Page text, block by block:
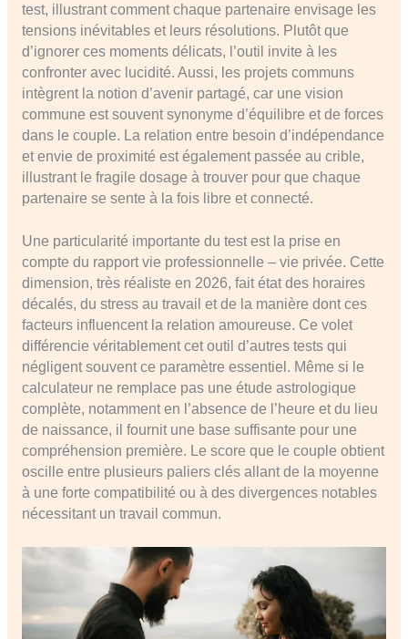
test, illustrant comment chaque partenaire envisage les
tensions inévitables et leurs résolutions. Plutôt que
d’ignorer ces moments délicats, l’outil invite à les
confronter avec lucidité. Aussi, les projets communs
intègrent la notion d’avenir partagé, car une vision
commune est souvent synonyme d’équilibre et de forces
dans le couple. La relation entre besoin d’indépendance
et envie de proximité est également passée au crible,
illustrant le fragile dosage à trouver pour que chaque
partenaire se sente à la fois libre et connecté.
Une particularité importante du test est la prise en
compte du rapport vie professionnelle – vie privée. Cette
dimension, très réaliste en 2026, fait état des horaires
décalés, du stress au travail et de la manière dont ces
facteurs influencent la relation amoureuse. Ce volet
différencie véritablement cet outil d’autres tests qui
négligent souvent ce paramètre essentiel. Même si le
calculateur ne remplace pas une étude astrologique
complète, notamment en l’absence de l’heure et du lieu
de naissance, il fournit une base suffisante pour une
compréhension première. Le score que le couple obtient
oscille entre plusieurs paliers clés allant de la moyenne
à une forte compatibilité ou à des divergences notables
nécessitant un travail commun.